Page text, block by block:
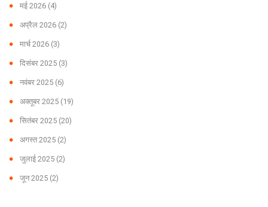
मई 2026 (4)
अप्रैल 2026 (2)
मार्च 2026 (3)
दिसंबर 2025 (3)
नवंबर 2025 (6)
अक्तूबर 2025 (19)
सितंबर 2025 (20)
अगस्त 2025 (2)
जुलाई 2025 (2)
जून 2025 (2)